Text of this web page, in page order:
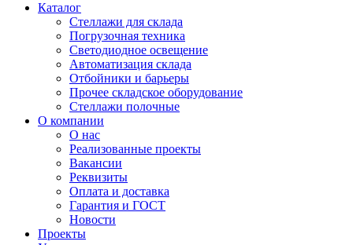
Каталог
Стеллажи для склада
Погрузочная техника
Светодиодное освещение
Автоматизация склада
Отбойники и барьеры
Прочее складское оборудование
Стеллажи полочные
О компании
О нас
Реализованные проекты
Вакансии
Реквизиты
Оплата и доставка
Гарантия и ГОСТ
Новости
Проекты